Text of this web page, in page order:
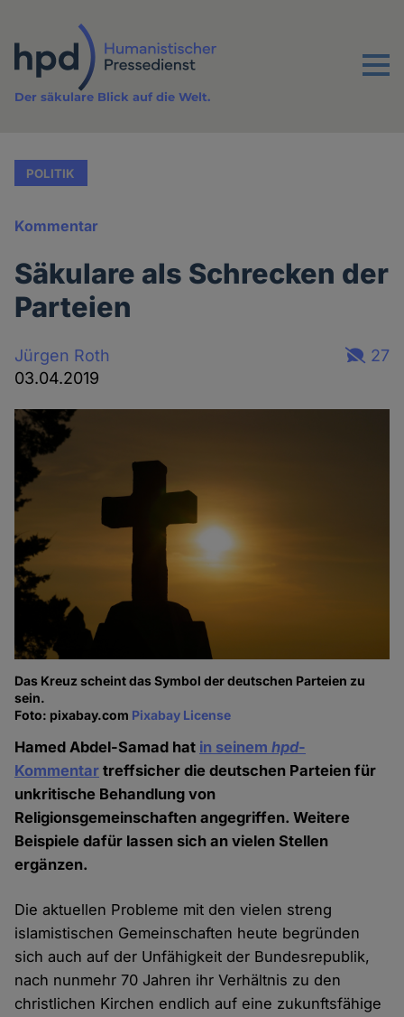
Inhalt
Menu
Der säkulare Blick auf die Welt.
POLITIK
Kommentar
Säkulare als Schrecken der
Parteien
Jürgen Roth
03.04.2019
27
Das Kreuz scheint das Symbol der deutschen Parteien zu
sein.
Foto: pixabay.com Pixabay License
Hamed Abdel-Samad hat in seinemhpd-
Kommentar treffsicher die deutschen Parteien für
unkritische Behandlung von
Religionsgemeinschaften angegriffen. Weitere
Beispiele dafür lassen sich an vielen Stellen
ergänzen.
Die aktuellen Probleme mit den vielen streng
islamistischen Gemeinschaften heute begründen
sich auch auf der Unfähigkeit der Bundesrepublik,
nach nunmehr 70 Jahren ihr Verhältnis zu den
christlichen Kirchen endlich auf eine zukunftsfähige